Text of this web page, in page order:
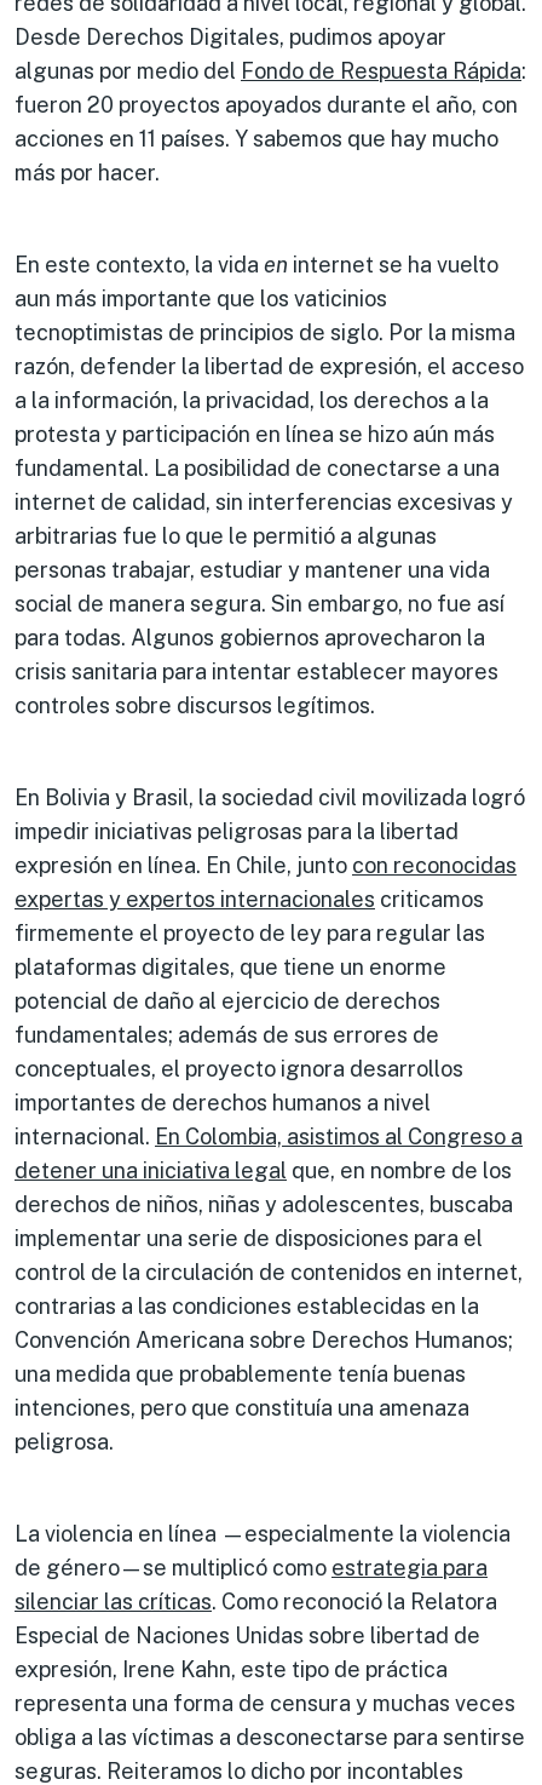
Desde Derechos Digitales, pudimos apoyar
algunas por medio del Fondo de Respuesta Rápida:
fueron 20 proyectos apoyados durante el año, con
acciones en 11 países. Y sabemos que hay mucho
más por hacer.
En este contexto, la vida en internet se ha vuelto
aun más importante que los vaticinios
tecnoptimistas de principios de siglo. Por la misma
razón, defender la libertad de expresión, el acceso
a la información, la privacidad, los derechos a la
protesta y participación en línea se hizo aún más
fundamental. La posibilidad de conectarse a una
internet de calidad, sin interferencias excesivas y
arbitrarias fue lo que le permitió a algunas
personas trabajar, estudiar y mantener una vida
social de manera segura. Sin embargo, no fue así
para todas. Algunos gobiernos aprovecharon la
crisis sanitaria para intentar establecer mayores
controles sobre discursos legítimos.
En Bolivia y Brasil, la sociedad civil movilizada logró
impedir iniciativas peligrosas para la libertad
expresión en línea. En Chile, junto con reconocidas
expertas y expertos internacionales criticamos
firmemente el proyecto de ley para regular las
plataformas digitales, que tiene un enorme
potencial de daño al ejercicio de derechos
fundamentales; además de sus errores de
conceptuales, el proyecto ignora desarrollos
importantes de derechos humanos a nivel
internacional. En Colombia, asistimos al Congreso a
detener una iniciativa legal que, en nombre de los
derechos de niños, niñas y adolescentes, buscaba
implementar una serie de disposiciones para el
control de la circulación de contenidos en internet,
contrarias a las condiciones establecidas en la
Convención Americana sobre Derechos Humanos;
una medida que probablemente tenía buenas
intenciones, pero que constituía una amenaza
peligrosa.
La violencia en línea —especialmente la violencia
de género—se multiplicó como estrategia para
silenciar las críticas. Como reconoció la Relatora
Especial de Naciones Unidas sobre libertad de
expresión, Irene Kahn, este tipo de práctica
representa una forma de censura y muchas veces
obliga a las víctimas a desconectarse para sentirse
seguras. Reiteramos lo dicho por incontables